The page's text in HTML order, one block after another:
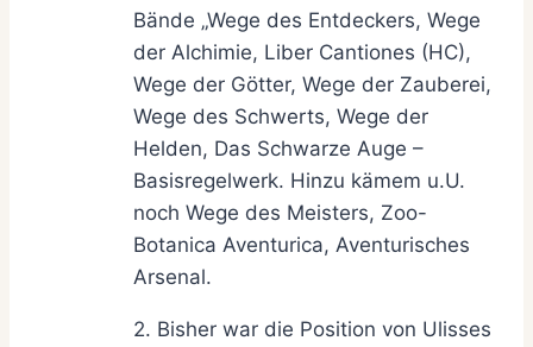
Bände „Wege des Entdeckers, Wege
der Alchimie, Liber Cantiones (HC),
Wege der Götter, Wege der Zauberei,
Wege des Schwerts, Wege der
Helden, Das Schwarze Auge –
Basisregelwerk. Hinzu kämem u.U.
noch Wege des Meisters, Zoo-
Botanica Aventurica, Aventurisches
Arsenal.
2. Bisher war die Position von Ulisses